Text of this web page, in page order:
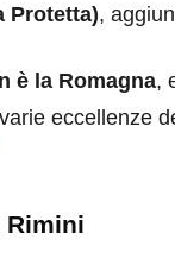
Protetta),
è la Romagna,
eccellenze
Rimini